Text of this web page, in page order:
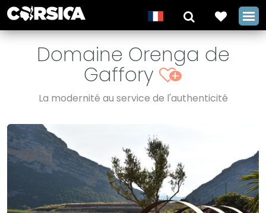
Domaine Orenga de
Gaffory +
La modernité au service de l'authenticité